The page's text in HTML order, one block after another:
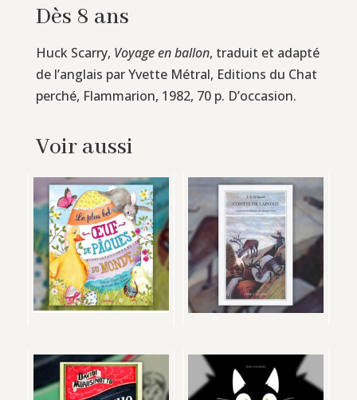
Dès 8 ans
Huck Scarry, Voyage en ballon, traduit et adapté
de l’anglais par Yvette Métral, Editions du Chat
perché, Flammarion, 1982, 70 p. D’occasion.
Voir aussi